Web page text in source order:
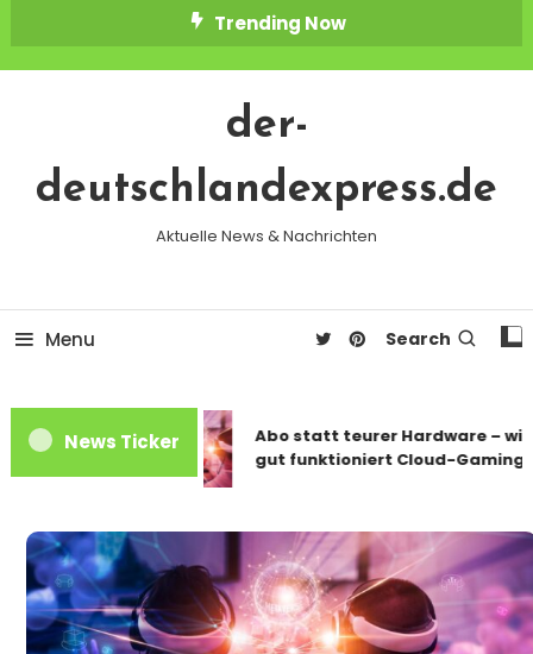
To
Trending Now
der-
deutschlandexpress.de
Aktuelle News & Nachrichten
Menu Search
News Ticker
Abo statt teurer Hardware – wie
gut funktioniert Cloud-Gaming?